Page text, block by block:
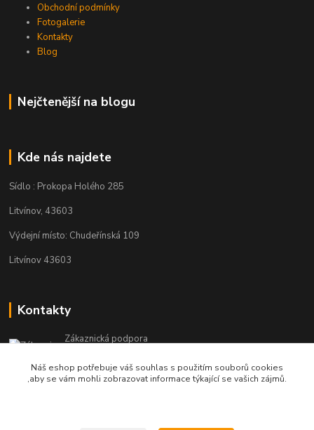
Obchodní podmínky
Fotogalerie
Kontakty
Blog
Nejčtenější na blogu
Kde nás najdete
Sídlo : Prokopa Holého 285
Litvínov, 43603
Výdejní místo: Chudeřínská 109
Litvínov 43603
Kontakty
Zákaznická podpora
(Po-Pá, 8-16 hod.)
Náš eshop potřebuje váš souhlas s použitím souborů cookies
,aby se vám mohli zobrazovat informace týkající se vašich zájmů.